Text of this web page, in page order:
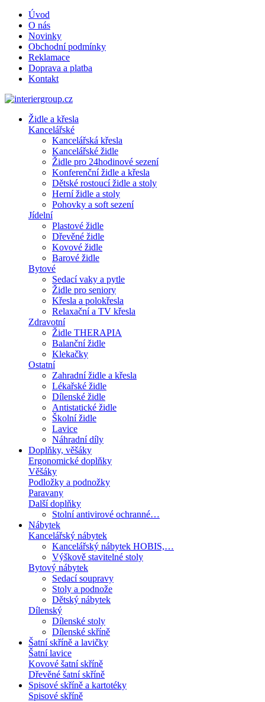
Úvod
O nás
Novinky
Obchodní podmínky
Reklamace
Doprava a platba
Kontakt
Židle a křesla
Kancelářské
Kancelářská křesla
Kancelářské židle
Židle pro 24hodinové sezení
Konferenční židle a křesla
Dětské rostoucí židle a stoly
Herní židle a stoly
Pohovky a soft sezení
Jídelní
Plastové židle
Dřevěné židle
Kovové židle
Barové židle
Bytové
Sedací vaky a pytle
Židle pro seniory
Křesla a polokřesla
Relaxační a TV křesla
Zdravotní
Židle THERAPIA
Balanční židle
Klekačky
Ostatní
Zahradní židle a křesla
Lékařské židle
Dílenské židle
Antistatické židle
Školní židle
Lavice
Náhradní díly
Doplňky, věšáky
Ergonomické doplňky
Věšáky
Podložky a podnožky
Paravany
Další doplňky
Stolní antivirové ochranné…
Nábytek
Kancelářský nábytek
Kancelářský nábytek HOBIS,…
Výškově stavitelné stoly
Bytový nábytek
Sedací soupravy
Stoly a podnože
Dětský nábytek
Dílenský
Dílenské stoly
Dílenské skříně
Šatní skříně a lavičky
Šatní lavice
Kovové šatní skříně
Dřevěné šatní skříně
Spisové skříně a kartotéky
Spisové skříně